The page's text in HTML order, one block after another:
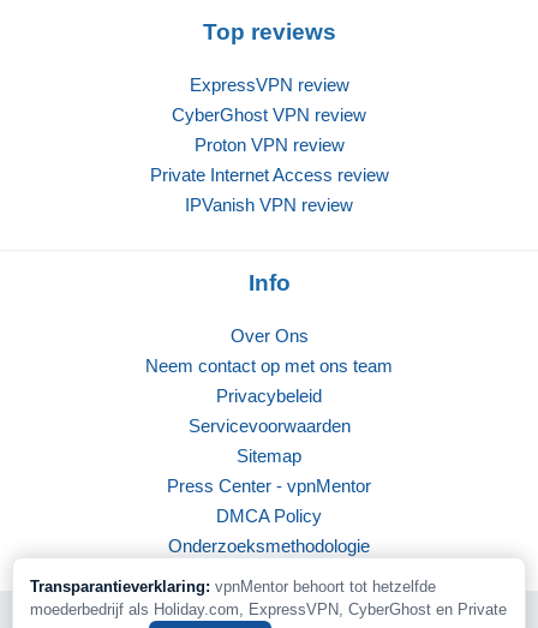
Top reviews
ExpressVPN review
CyberGhost VPN review
Proton VPN review
Private Internet Access review
IPVanish VPN review
Info
Over Ons
Neem contact op met ons team
Privacybeleid
Servicevoorwaarden
Sitemap
Press Center - vpnMentor
DMCA Policy
Onderzoeksmethodologie
© 2026 vpnMentor | Alle Rechten Voorbehouden
Transparantieverklaring: vpnMentor behoort tot hetzelfde
moederbedrijf als Holiday.com, ExpressVPN, CyberGhost en Private